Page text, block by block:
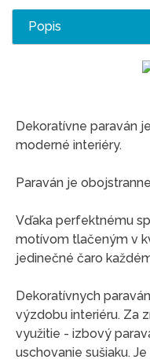
Popis
Dekoratívne paraván
moderné interiéry.
Paraván je
Vďaka perfektnému
motívom tlačeným v
jedinečné čaro
Dekoratívnych
výzdobu interiéru. Za
využitie - izbový
uschovanie sušiaku.